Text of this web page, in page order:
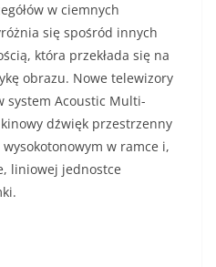
w ciemnych
się spośród innych
która przekłada się na
obrazu. Nowe telewizory
system Acoustic Multi-
dźwięk przestrzenny
w ramce i,
liniowej jednostce